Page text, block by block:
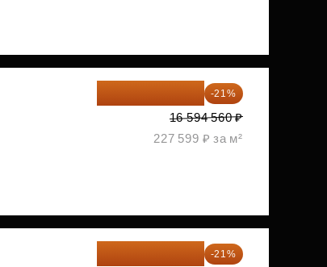
-21%
16 594 560 ₽
227 599 ₽ за м²
-21%